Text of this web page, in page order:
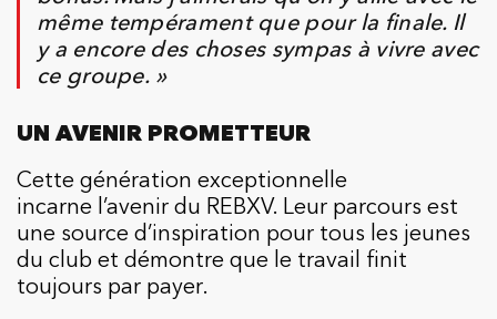
même tempérament que pour la finale. Il
y a encore des choses sympas à vivre avec
ce groupe. »
UN AVENIR PROMETTEUR
Cette génération exceptionnelle
incarne l’avenir du REBXV. Leur parcours est
une source d’inspiration pour tous les jeunes
du club et démontre que le travail finit
toujours par payer.